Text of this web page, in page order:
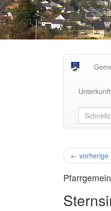
Unterkunft
← vorherige